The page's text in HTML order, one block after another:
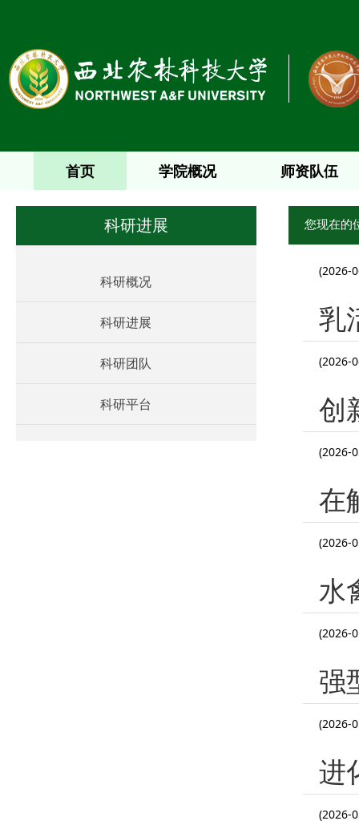
首页 学院概况 师资队伍
科研进展
科研概况
科研进展
科研团队
科研平台
您现在的
(2026-
乳
(2026-
创
(2026-
在
(2026-
水
(2026-
强
(2026-
进
(2026-